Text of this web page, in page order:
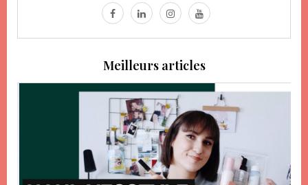
Meilleurs articles